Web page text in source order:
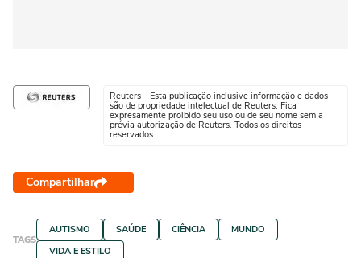
Reuters - Esta publicação inclusive informação e dados
são de propriedade intelectual de Reuters. Fica
expresamente proibido seu uso ou de seu nome sem a
prévia autorização de Reuters. Todos os direitos
reservados.
Compartilhar
TAGS
AUTISMO SAÚDE CIÊNCIA
MUNDO
VIDA E ESTILO